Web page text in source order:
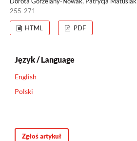
255-271
HTML PDF
Język / Language
English
Polski
Zgłoś artykuł